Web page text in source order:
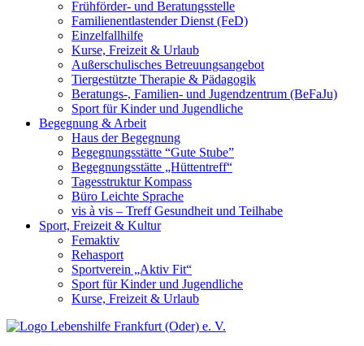
Frühförder- und Beratungsstelle
Familienentlastender Dienst (FeD)
Einzelfallhilfe
Kurse, Freizeit & Urlaub
Außerschulisches Betreuungsangebot
Tiergestützte Therapie & Pädagogik
Beratungs-, Familien- und Jugendzentrum (BeFaJu)
Sport für Kinder und Jugendliche
Begegnung & Arbeit
Haus der Begegnung
Begegnungsstätte “Gute Stube”
Begegnungsstätte „Hüttentreff“
Tagesstruktur Kompass
Büro Leichte Sprache
vis à vis – Treff Gesundheit und Teilhabe
Sport, Freizeit & Kultur
Femaktiv
Rehasport
Sportverein „Aktiv Fit“
Sport für Kinder und Jugendliche
Kurse, Freizeit & Urlaub